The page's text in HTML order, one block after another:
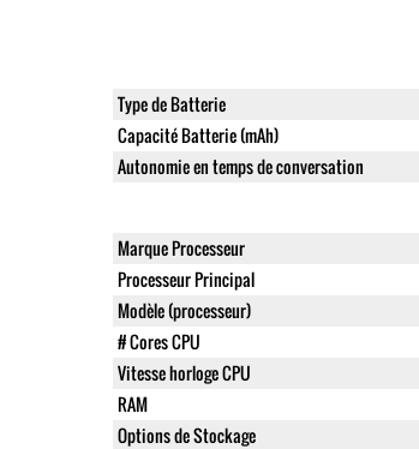
Type de Batterie
Capacité Batterie (mAh)
Autonomie en temps de conversation
Marque Processeur
Processeur Principal
Modèle (processeur)
# Cores CPU
Vitesse horloge CPU
RAM
Options de Stockage